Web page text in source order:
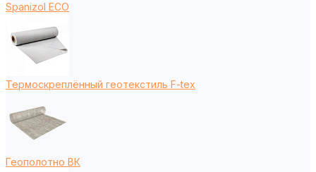
Spanizol ECO
Термоскреплённый геотекстиль F-tex
Геополотно ВК